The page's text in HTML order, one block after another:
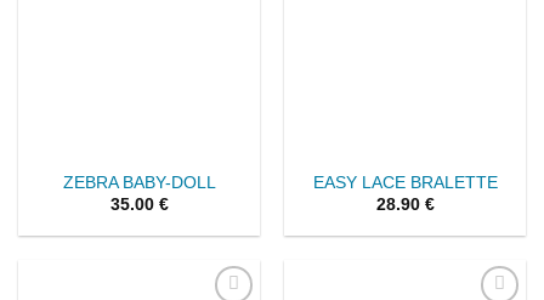
ZEBRA BABY-DOLL
35.00 €
EASY LACE BRALETTE
28.90 €